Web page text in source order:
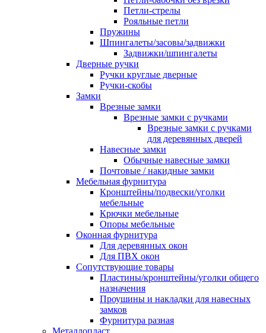
Петли-стрелы
Рояльные петли
Пружины
Шпингалеты/засовы/задвижки
Задвижки/шпингалеты
Дверные ручки
Ручки круглые дверные
Ручки-скобы
Замки
Врезные замки
Врезные замки с ручками
Врезные замки с ручками
для деревянных дверей
Навесные замки
Обычные навесные замки
Почтовые / накидные замки
Мебельная фурнитура
Кронштейны/подвески/уголки
мебельные
Крючки мебельные
Опоры мебельные
Оконная фурнитура
Для деревянных окон
Для ПВХ окон
Сопутствующие товары
Пластины/кронштейны/уголки общего
назначения
Проушины и накладки для навесных
замков
Фурнитура разная